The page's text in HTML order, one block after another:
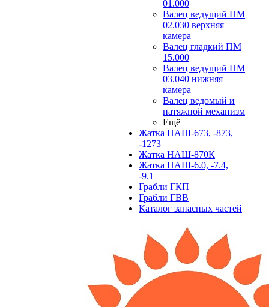
01.000
Валец ведущий ПМ
02.030 верхняя
камера
Валец гладкий ПМ
15.000
Валец ведущий ПМ
03.040 нижняя
камера
Валец ведомый и
натяжной механизм
Ещё
Жатка НАШ-673, -873,
-1273
Жатка НАШ-870К
Жатка НАШ-6.0, -7.4,
-9.1
Грабли ГКП
Грабли ГВВ
Каталог запасных частей